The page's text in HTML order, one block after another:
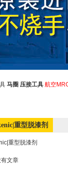
马圈 压接工具 航空
重型脱漆剂
重型脱漆剂
文章